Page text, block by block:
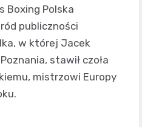
Boxing Polska
publiczności
w której Jacek
stawił czoła
mistrzowi Europy